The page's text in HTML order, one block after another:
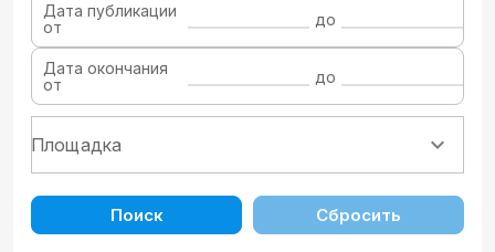
Дата публикации
от
до
Дата окончания
от
до
Поиск Сбросить